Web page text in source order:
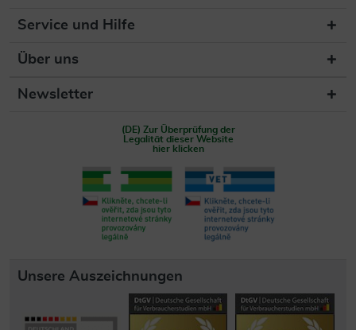
Service und Hilfe
Über uns
Newsletter
(DE) Zur Überprüfung der
Legalität dieser Website
hier klicken
Unsere Auszeichnungen